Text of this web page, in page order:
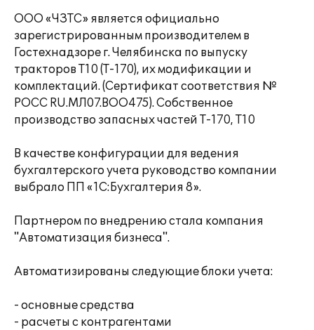
ООО «ЧЗТС» является официально
зарегистрированным производителем в
Гостехнадзоре г. Челябинска по выпуску
тракторов Т10 (Т-170), их модификации и
комплектаций. (Сертификат соответствия №
РОСС RU.МЛ07.ВОО475). Собственное
производство запасных частей Т-170, Т10
В качестве конфигурации для ведения
бухгалтерского учета руководство компании
выбрало ПП «1С:Бухгалтерия 8».
Партнером по внедрению стала компания
"Автоматизация бизнеса".
Автоматизированы следующие блоки учета:
- основные средства
- расчеты с контрагентами